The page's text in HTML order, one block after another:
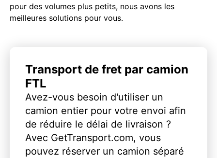
pour des volumes plus petits, nous avons les
meilleures solutions pour vous.
Transport de fret par camion
FTL
Avez-vous besoin d'utiliser un
camion entier pour votre envoi afin
de réduire le délai de livraison ?
Avec GetTransport.com, vous
pouvez réserver un camion séparé